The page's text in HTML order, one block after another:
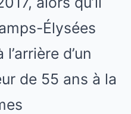
Élysées
d’un
de 55 ans à la